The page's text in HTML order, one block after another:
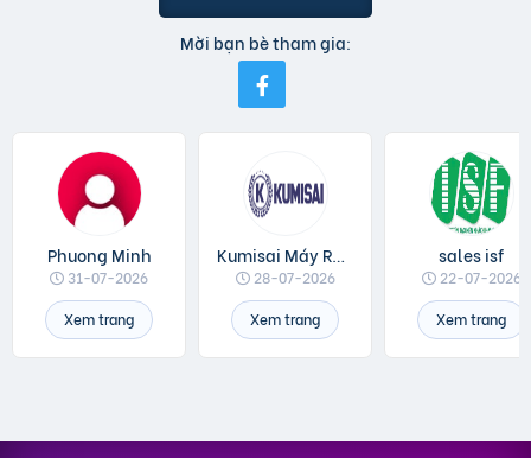
Mời bạn bè tham gia:
Phuong Minh
31-07-2026
Xem trang
Kumisai Máy Rửa Xe
28-07-2026
Xem trang
sales isf
22-07-2026
Xem trang